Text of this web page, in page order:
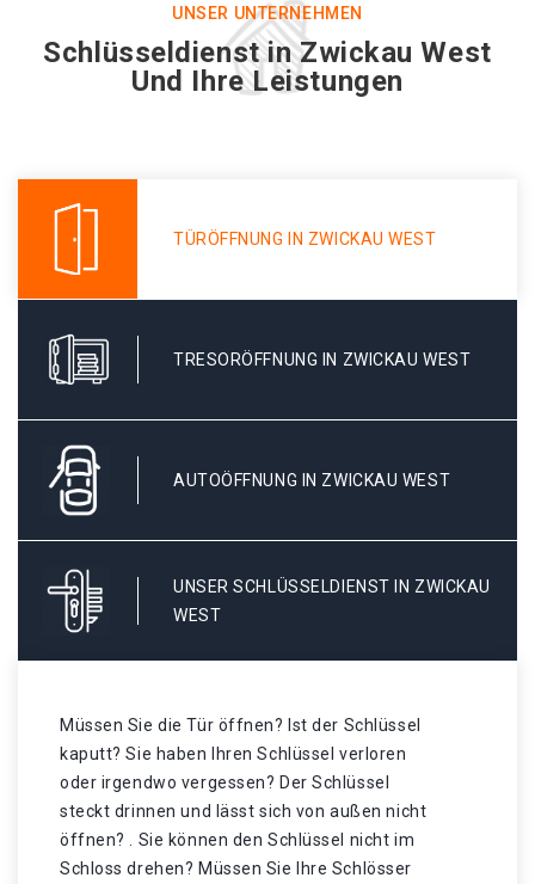
UNSER UNTERNEHMEN
Schlüsseldienst in Zwickau West
Und Ihre Leistungen
TÜRÖFFNUNG IN ZWICKAU WEST
TRESORÖFFNUNG IN ZWICKAU WEST
AUTOÖFFNUNG IN ZWICKAU WEST
UNSER SCHLÜSSELDIENST IN ZWICKAU
WEST
Müssen Sie die Tür öffnen? Ist der Schlüssel
kaputt? Sie haben Ihren Schlüssel verloren
oder irgendwo vergessen? Der Schlüssel
steckt drinnen und lässt sich von außen nicht
öffnen? . Sie können den Schlüssel nicht im
Schloss drehen? Müssen Sie Ihre Schlösser